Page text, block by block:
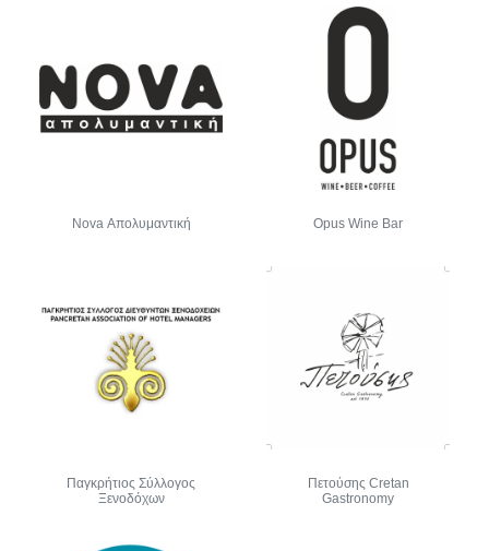
Nova Απολυμαντική Opus Wine Bar
Παγκρήτιος Σύλλογος
Ξενοδόχων
Πετούσης Cretan
Gastronomy